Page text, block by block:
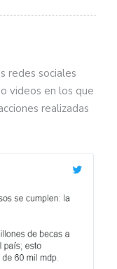
redes sociales
videos en los que
realizadas